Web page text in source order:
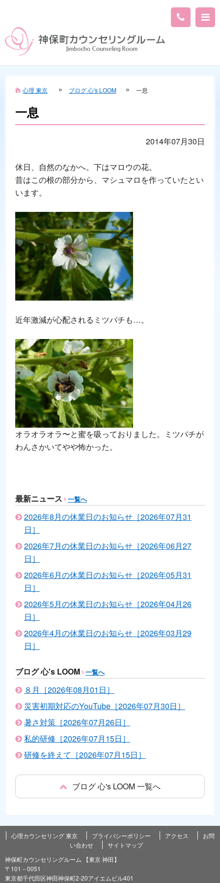
心理 東京 ブログ 心's LOOM 一息
一息
2014年07月30日
休日、自然のなかへ。下はマロウの花。
昔はこの根の部分から、マシュマロを作っていたとい
います。
近年激減が心配されるミツバチも…。
オラオラオラ〜と蜜を吸っておりました。ミツバチが
わんさかいてやや怖かった。
最新ニュース 一覧へ
2026年8月の休業日のお知らせ［2026年07月31
日］
2026年7月の休業日のお知らせ［2026年06月27
日］
2026年6月の休業日のお知らせ［2026年05月31
日］
2026年5月の休業日のお知らせ［2026年04月26
日］
2026年4月の休業日のお知らせ［2026年03月29
日］
ブログ 心's LOOM 一覧へ
８月［2026年08月01日］
災害初期対応のYouTube［2026年07月30日］
暑さ対策［2026年07月26日］
私的研修［2026年07月15日］
研修を終えて［2026年07月15日］
ブログ 心's LOOM 一覧へ
心理カウンセリング 東京 プライバシーポリシー アクセス
お問
い合わせ
サイトマップ
神保町カウンセリングルーム 【東京 神田】
〒101－0051
東京都千代田区神田神保町2-20アイエムビル401